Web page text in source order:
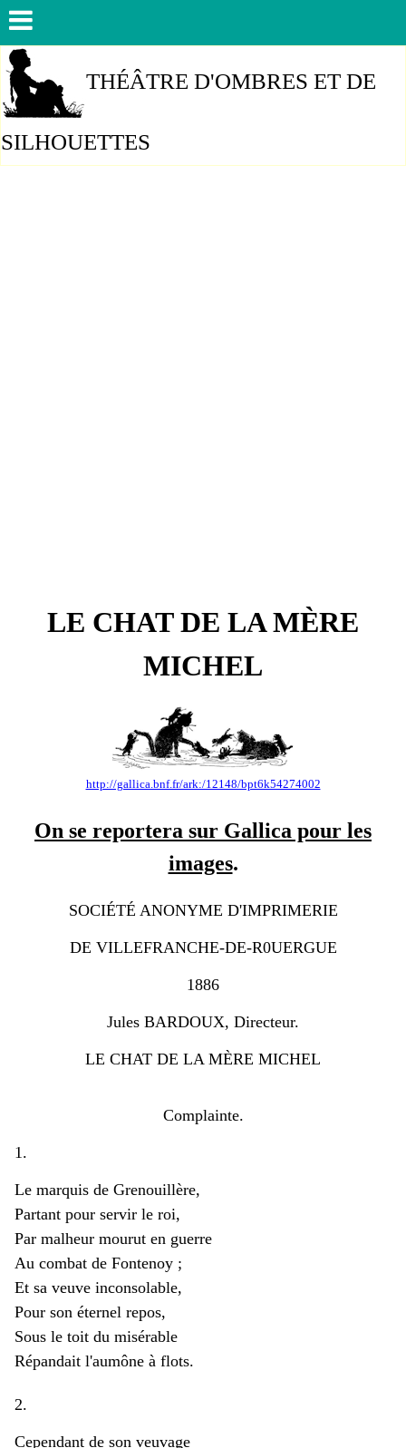
THÉÂTRE D'OMBRES ET DE
SILHOUETTES
LE CHAT DE LA MÈRE
MICHEL
http://gallica.bnf.fr/ark:/12148/bpt6k54274002
On se reportera sur Gallica pour les
images.
SOCIÉTÉ ANONYME D'IMPRIMERIE
DE VILLEFRANCHE-DE-R0UERGUE
1886
Jules BARDOUX, Directeur.
LE CHAT DE LA MÈRE MICHEL
Complainte.
1.
Le marquis de Grenouillère,
Partant pour servir le roi,
Par malheur mourut en guerre
Au combat de Fontenoy ;
Et sa veuve inconsolable,
Pour son éternel repos,
Sous le toit du misérable
Répandait l'aumône à flots.
2.
Cependant de son veuvage